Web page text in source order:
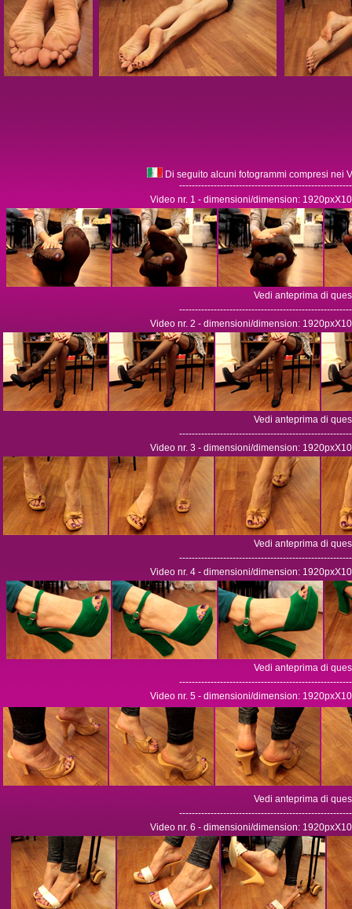
Di seguito alcuni fotogrammi compresi nei
Video nr. 1 - dimensioni/dimension:
Vedi anteprima di
Video nr. 2 - dimensioni/dimension:
Vedi anteprima di
Video nr. 3 - dimensioni/dimension:
Vedi anteprima di
Video nr. 4 - dimensioni/dimension:
Vedi anteprima di
Video nr. 5 - dimensioni/dimension:
Vedi anteprima di
Video nr. 6 - dimensioni/dimension: